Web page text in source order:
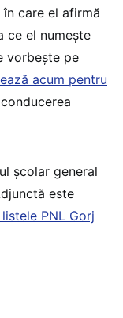
care el afirmă
ce el numește
vorbește pe
acum pentru
școlar general
este
PNL Gorj